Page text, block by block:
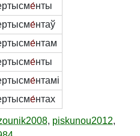
е́нты
е́нтаў
е́нтам
е́нты
е́нтамі
е́нтах
, piskunou2012,